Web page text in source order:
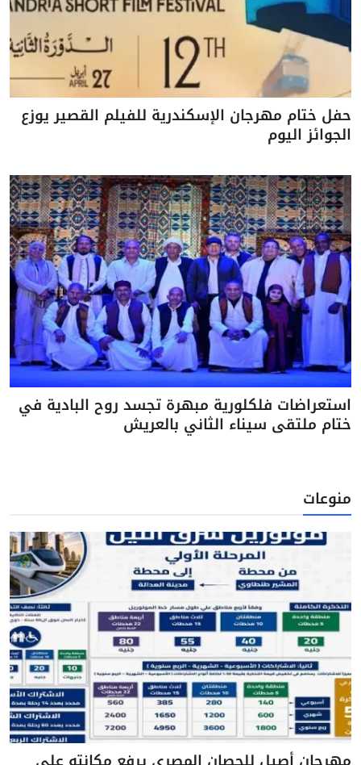
حفل ختام مهرجان الإسكندرية للفيلم القصير يوزع
الجوائز اليوم
استعراضات فلكلورية مبهرة تجسد روح البادية في
ختام ملتقى سيناء الثاني بالعريش
منوعات